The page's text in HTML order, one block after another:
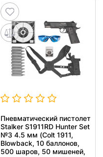
Пневматический пистолет
Stalker S1911RD Hunter Set
№3 4.5 мм (Colt 1911,
Blowback, 10 баллонов,
500 шаров, 50 мишеней,